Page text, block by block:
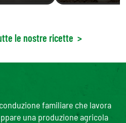
le nostre ricette >
familiare che lavora
una produzione agricola